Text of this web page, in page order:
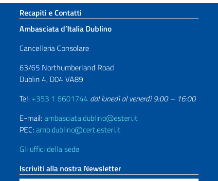
Sezione footer
Recapiti e Contatti
Ambasciata d’Italia Dublino
Cancelleria Consolare
63/65 Northumberland Road
Dublin 4, D04 VA89
Tel: +353 1 6601744 dal lunedì al venerdì 9:00 – 16:00
E-mail:ambasciata.dublino@esteri.it
PEC:amb.dublino@cert.esteri.it
Gli uffici della sede
Iscriviti alla nostra Newsletter